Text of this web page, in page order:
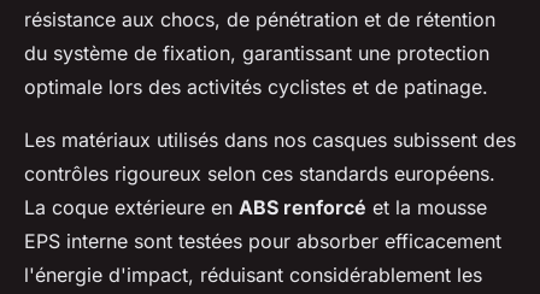
résistance aux chocs, de pénétration et de rétention
du système de fixation, garantissant une protection
optimale lors des activités cyclistes et de patinage.
Les matériaux utilisés dans nos casques subissent des
contrôles rigoureux selon ces standards européens.
La coque extérieure en ABS renforcé et la mousse
EPS interne sont testées pour absorber efficacement
l'énergie d'impact, réduisant considérablement les